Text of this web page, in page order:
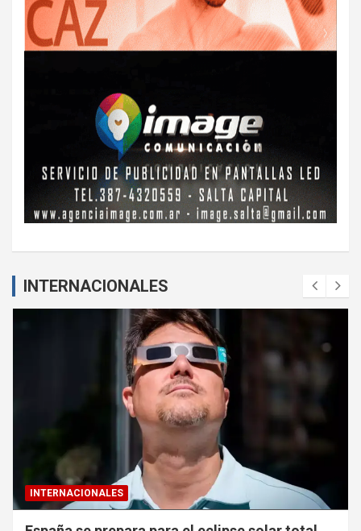
INTERNACIONALES
INTERNACIONALES